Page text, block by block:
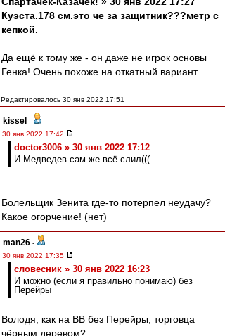
Куэста.178 см.это че за защитник???метр с
кепкой.
Да ещё к тому же - он даже не игрок основы
Генка! Очень похоже на откатный вариант...
Редактировалось 30 янв 2022 17:51
kissel -
30 янв 2022 17:42
doctor3006 » 30 янв 2022 17:12
И Медведев сам же всё слил(((
Болельщик Зенита где-то потерпел неудачу?
Какое огорчение! (нет)
man26 -
30 янв 2022 17:35
словесник » 30 янв 2022 16:23
И можно (если я правильно понимаю) без
Перейры
Володя, как на ВВ без Перейры, торговца
чёрным деревом?